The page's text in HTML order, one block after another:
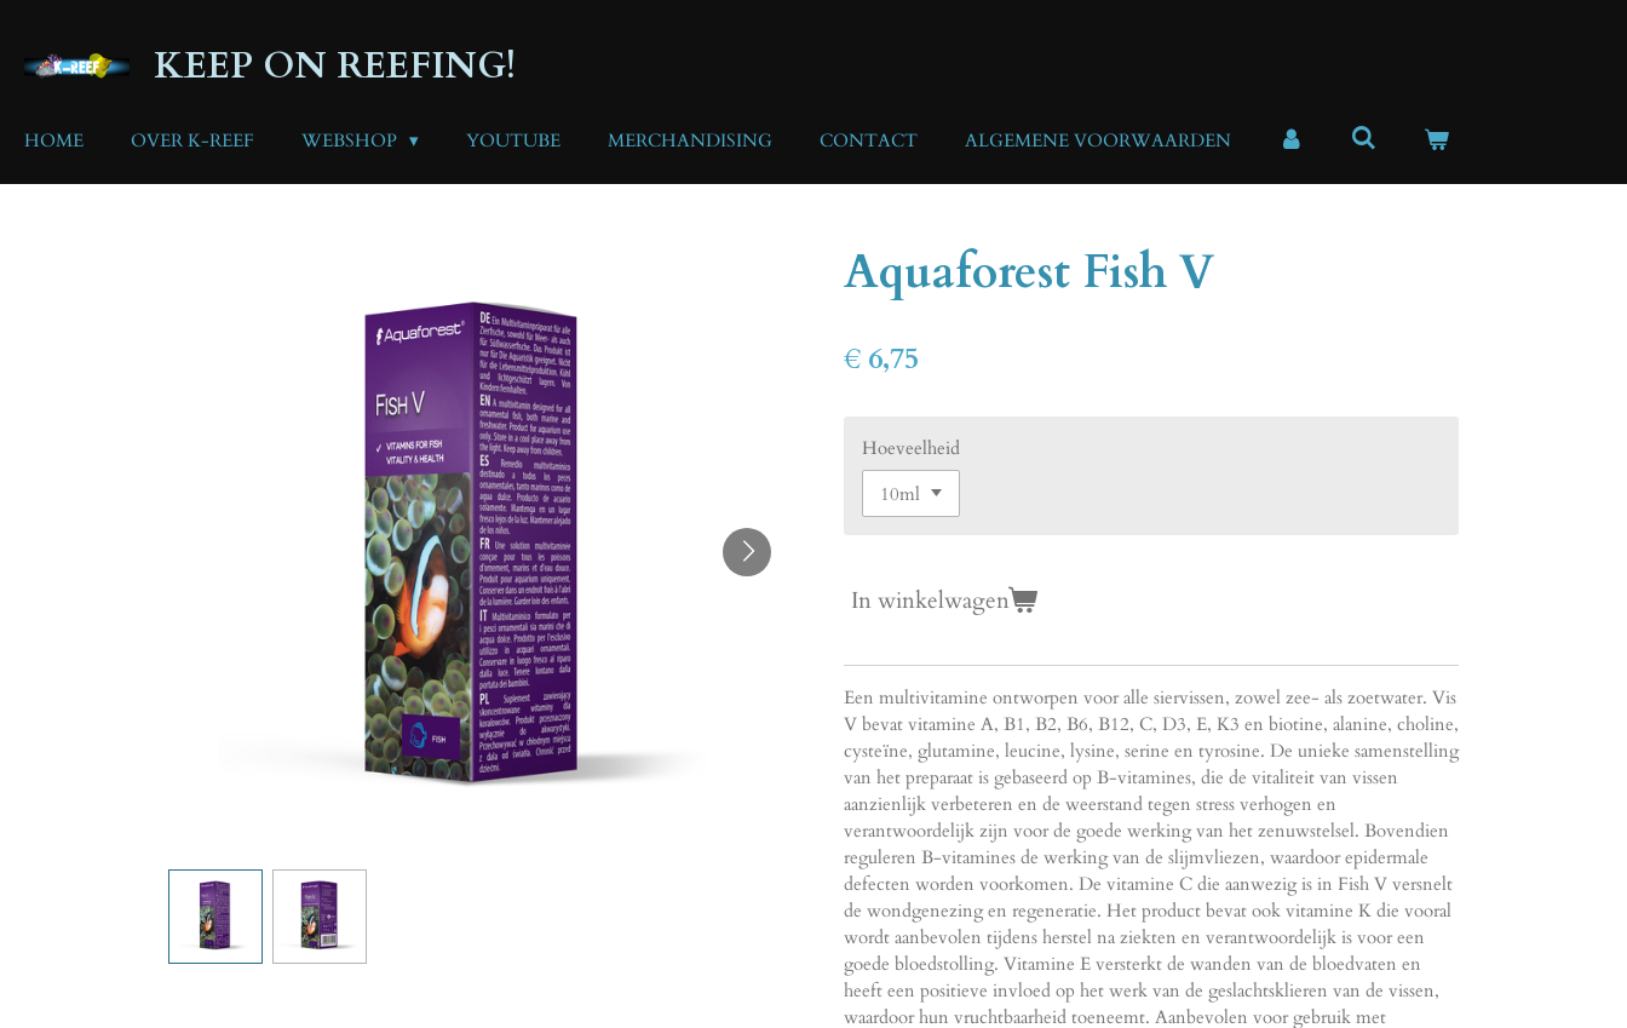
direct
naar
hoofdinhoud
KEEP ON REEFING!
HOME OVER K-REEF WEBSHOP YOUTUBE MERCHANDISING CONTACT ALGEMENE VOORWAARDEN
Aquaforest Fish V
€ 6,75
Hoeveelheid
In winkelwagen
Een multivitamine ontworpen voor alle siervissen, zowel zee- als zoetwater. Vis
V bevat vitamine A, B1, B2, B6, B12, C, D3, E, K3 en biotine, alanine, choline,
cysteïne, glutamine, leucine, lysine, serine en tyrosine. De unieke samenstelling
van het preparaat is gebaseerd op B-vitamines, die de vitaliteit van vissen
aanzienlijk verbeteren en de weerstand tegen stress verhogen en
verantwoordelijk zijn voor de goede werking van het zenuwstelsel. Bovendien
reguleren B-vitamines de werking van de slijmvliezen, waardoor epidermale
defecten worden voorkomen. De vitamine C die aanwezig is in Fish V versnelt
de wondgenezing en regeneratie. Het product bevat ook vitamine K die vooral
wordt aanbevolen tijdens herstel na ziekten en verantwoordelijk is voor een
goede bloedstolling. Vitamine E versterkt de wanden van de bloedvaten en
heeft een positieve invloed op het werk van de geslachtsklieren van de vissen,
waardoor hun vruchtbaarheid toeneemt. Aanbevolen voor gebruik met